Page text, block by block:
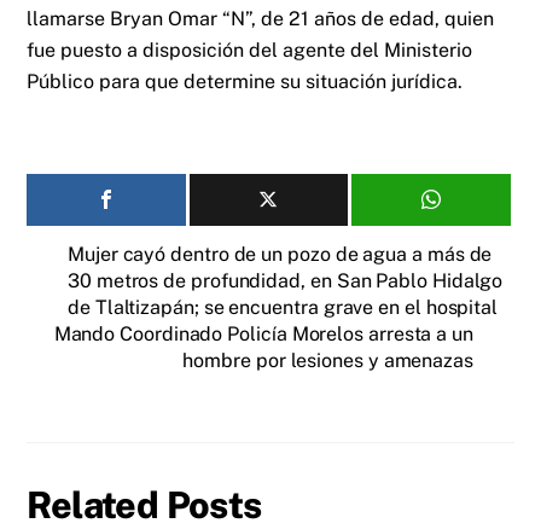
llamarse Bryan Omar “N”, de 21 años de edad, quien
fue puesto a disposición del agente del Ministerio
Público para que determine su situación jurídica.
Mujer cayó dentro de un pozo de agua a más de
30 metros de profundidad, en San Pablo Hidalgo
de Tlaltizapán; se encuentra grave en el hospital
Mando Coordinado Policía Morelos arresta a un
hombre por lesiones y amenazas
Related Posts